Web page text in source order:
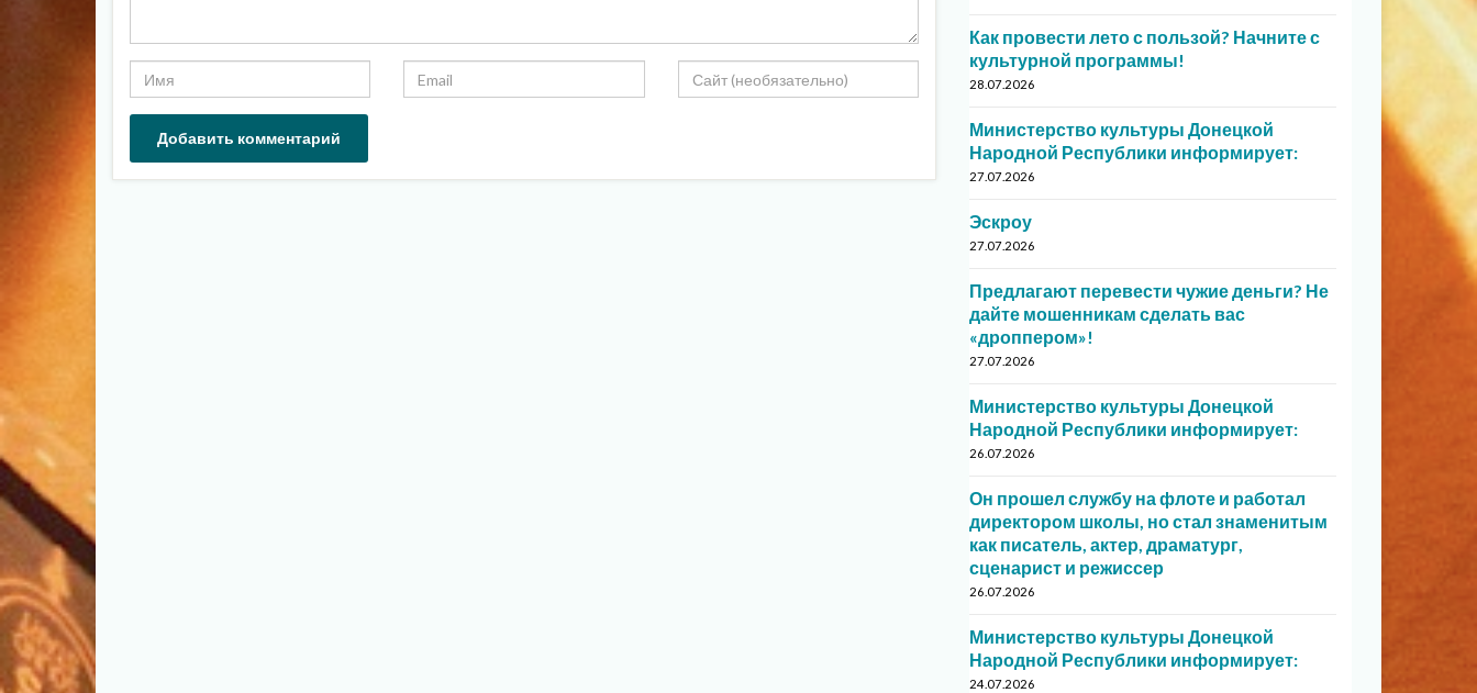
Как провести лето с пользой? Начните с
культурной программы!
28.07.2026
Министерство культуры Донецкой
Народной Республики информирует:
27.07.2026
Эскроу
27.07.2026
Предлагают перевести чужие деньги? Не
дайте мошенникам сделать вас
«дроппером»!
27.07.2026
Министерство культуры Донецкой
Народной Республики информирует:
26.07.2026
Он прошел службу на флоте и работал
директором школы, но стал знаменитым
как писатель, актер, драматург,
сценарист и режиссер
26.07.2026
Министерство культуры Донецкой
Народной Республики информирует:
24.07.2026